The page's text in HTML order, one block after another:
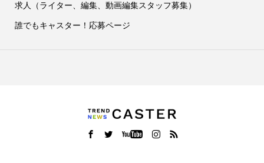
求人（ライター、編集、動画編集スタッフ募集）
誰でもキャスター！応募ページ